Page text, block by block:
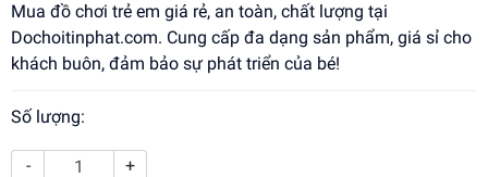
Mua đồ chơi trẻ em giá rẻ, an toàn, chất lượng tại
Dochoitinphat.com. Cung cấp đa dạng sản phẩm, giá sỉ cho
khách buôn, đảm bảo sự phát triển của bé!
Số lượng:
- +